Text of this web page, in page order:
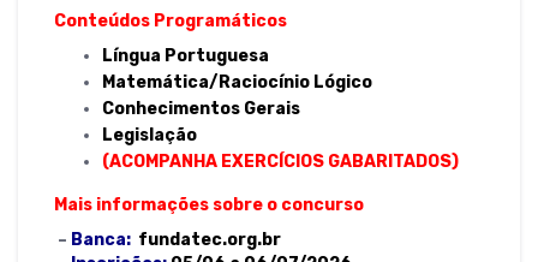
Conteúdos Programáticos
Língua Portuguesa
Matemática/Raciocínio Lógico
Conhecimentos Gerais
Legislação
(ACOMPANHA EXERCÍCIOS GABARITADOS)
Mais informações sobre o concurso
– Banca: fundatec.org.br